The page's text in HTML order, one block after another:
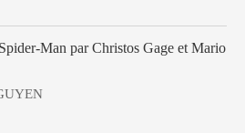
Man par Christos Gage et Mario